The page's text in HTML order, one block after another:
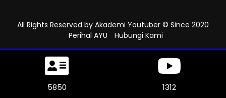
All Rights Reserved by Akademi Youtuber © Since 2020
Perihal AYU
Hubungi Kami
6279 1312